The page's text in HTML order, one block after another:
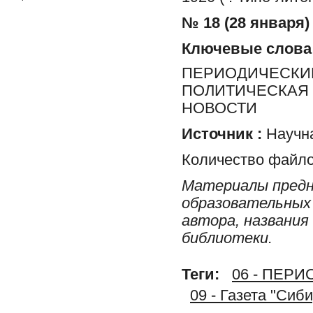
№ 18 (28 января)
Ключевые слова
НОВОСТИ
Источник :
Количество
Материалы
автора,
библиотеки.
Теги:
06 -
09 - Газета